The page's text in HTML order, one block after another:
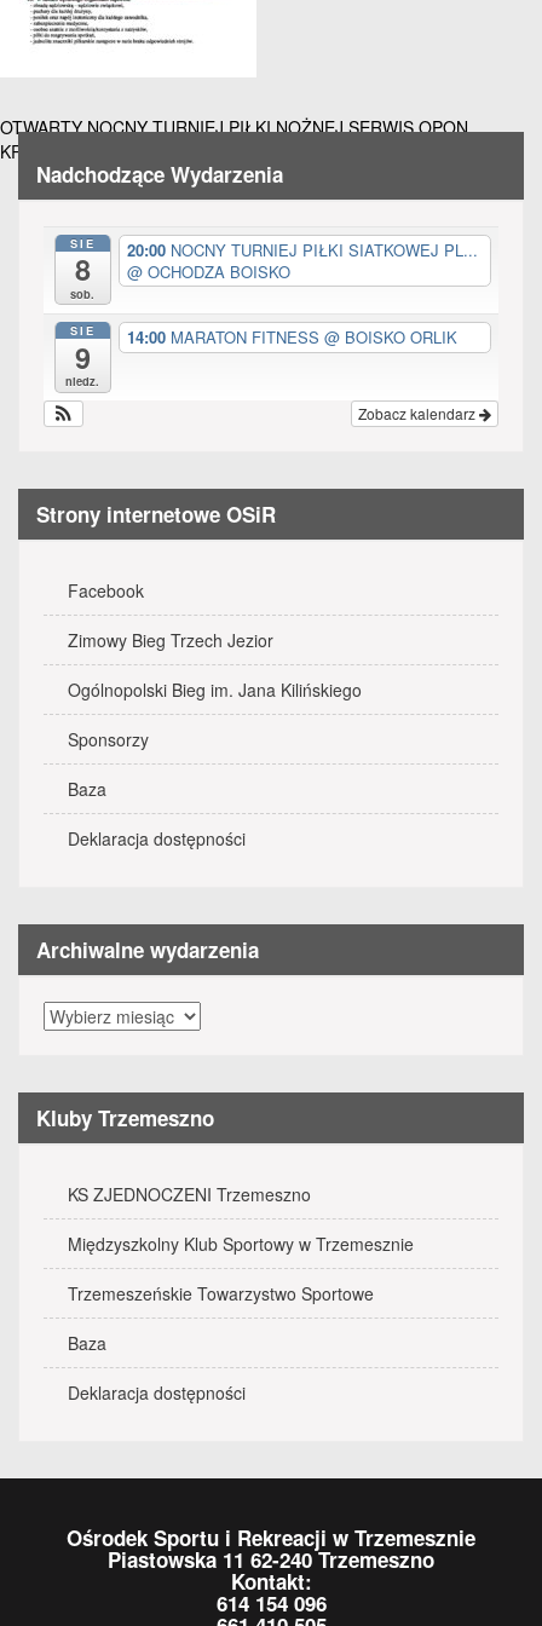
Nawigacja
wpisu
OTWARTY NOCNY TURNIEJ PIŁKI NOŻNEJ SERWIS OPON
KRUCHOWO CUP 26 WRZEŚNIA GODZ. 20.00
Nadchodzące Wydarzenia
SIE
8
sob.
20:00 NOCNY TURNIEJ PIŁKI SIATKOWEJ PL...
@ OCHODZA BOISKO
SIE
9
niedz.
14:00 MARATON FITNESS @ BOISKO ORLIK
Zobacz kalendarz
Strony internetowe OSiR
Facebook
Zimowy Bieg Trzech Jezior
Ogólnopolski Bieg im. Jana Kilińskiego
Sponsorzy
Baza
Deklaracja dostępności
Archiwalne wydarzenia
Archiwalne
wydarzenia
Kluby Trzemeszno
KS ZJEDNOCZENI Trzemeszno
Międzyszkolny Klub Sportowy w Trzemesznie
Trzemeszeńskie Towarzystwo Sportowe
Baza
Deklaracja dostępności
Ośrodek Sportu i Rekreacji w Trzemesznie
Piastowska 11 62-240 Trzemeszno
Kontakt:
614 154 096